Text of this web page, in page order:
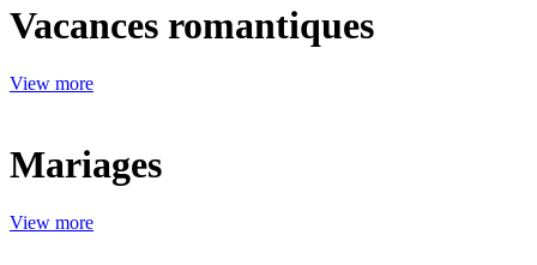
Vacances romantiques
View more
Mariages
View more